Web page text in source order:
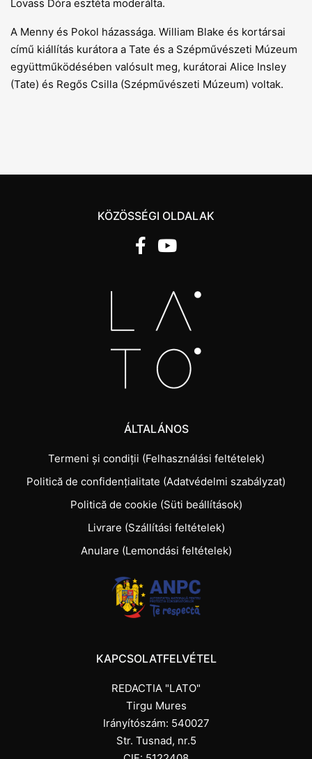
Lovass Dóra esztéta moderálta.
A Menny és Pokol házassága. William Blake és kortársai
című kiállítás kurátora a Tate és a Szépművészeti Múzeum
együttműködésében valósult meg, kurátorai Alice Insley
(Tate) és Regős Csilla (Szépművészeti Múzeum) voltak.
KÖZÖSSÉGI OLDALAK
ÁLTALÁNOS
Termeni și condiții (Felhasználási feltételek)
Politică de confidențialitate (Adatvédelmi szabályzat)
Politică de cookie (Süti beállítások)
Livrare (Szállítási feltételek)
Anulare (Lemondási feltételek)
KAPCSOLATFELVÉTEL
REDACTIA "LATO"
Tirgu Mures
Irányítószám: 540027
Str. Tusnad, nr.5